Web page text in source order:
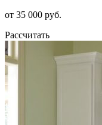
от 35 000 руб.
Рассчитать